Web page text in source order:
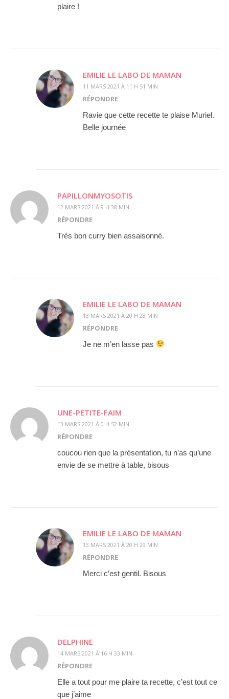
plaire !
EMILIE LE LABO DE MAMAN
11 MARS 2021 À 11 H 51 MIN
RÉPONDRE
Ravie que cette recette te plaise Muriel.
Belle journée
PAPILLONMYOSOTIS
12 MARS 2021 À 9 H 38 MIN
RÉPONDRE
Très bon curry bien assaisonné.
EMILIE LE LABO DE MAMAN
13 MARS 2021 À 20 H 28 MIN
RÉPONDRE
Je ne m’en lasse pas
UNE-PETITE-FAIM
13 MARS 2021 À 0 H 52 MIN
RÉPONDRE
coucou rien que la présentation, tu n’as qu’une
envie de se mettre à table, bisous
EMILIE LE LABO DE MAMAN
13 MARS 2021 À 20 H 29 MIN
RÉPONDRE
Merci c’est gentil. Bisous
DELPHINE
14 MARS 2021 À 16 H 33 MIN
RÉPONDRE
Elle a tout pour me plaire ta recette, c’est tout ce
que j’aime